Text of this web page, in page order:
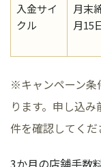
入金サイ
クル
月末
月15
※キャンペーン条
ります。申し込
件を確認してくだ
3か月の店舗手数